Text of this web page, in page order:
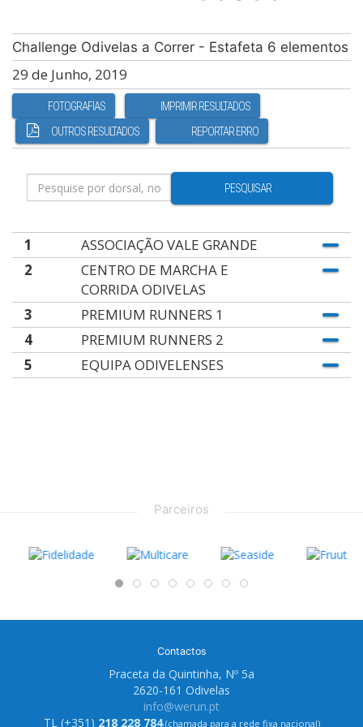
Challenge Odivelas a Correr - Estafeta 6 elementos
29 de Junho, 2019
FOTOGRAFIAS
IMPRIMIR RESULTADOS
OUTROS RESULTADOS
REPORTAR ERRO
PESQUISAR
1
ASSOCIAÇÃO VALE GRANDE
2
CENTRO DE MARCHA E
CORRIDA ODIVELAS
3
PREMIUM RUNNERS 1
4
PREMIUM RUNNERS 2
5
EQUIPA ODIVELENSES
Parceiros
Contactos
Praceta da Quintinha, Nº 5a
2620-161 Odivelas
info@werun.pt
TL (+351) 218 228 784(chamada para a rede fixa nacional)